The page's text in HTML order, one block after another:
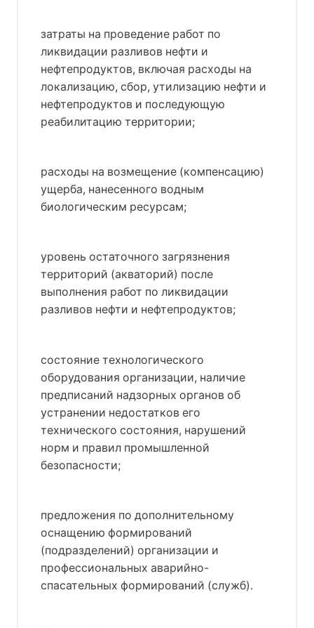
затраты на проведение работ по
ликвидации разливов нефти и
нефтепродуктов, включая расходы на
локализацию, сбор, утилизацию нефти и
нефтепродуктов и последующую
реабилитацию территории;
расходы на возмещение (компенсацию)
ущерба, нанесенного водным
биологическим ресурсам;
уровень остаточного загрязнения
территорий (акваторий) после
выполнения работ по ликвидации
разливов нефти и нефтепродуктов;
состояние технологического
оборудования организации, наличие
предписаний надзорных органов об
устранении недостатков его
технического состояния, нарушений
норм и правил промышленной
безопасности;
предложения по дополнительному
оснащению формирований
(подразделений) организации и
профессиональных аварийно-
спасательных формирований (служб).